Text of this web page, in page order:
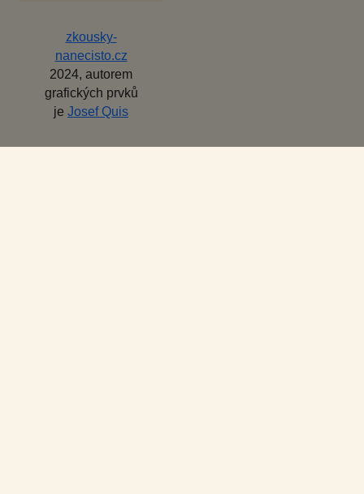
zkousky-
nanecisto.cz
2024, autorem
grafických prvků
je Josef Quis